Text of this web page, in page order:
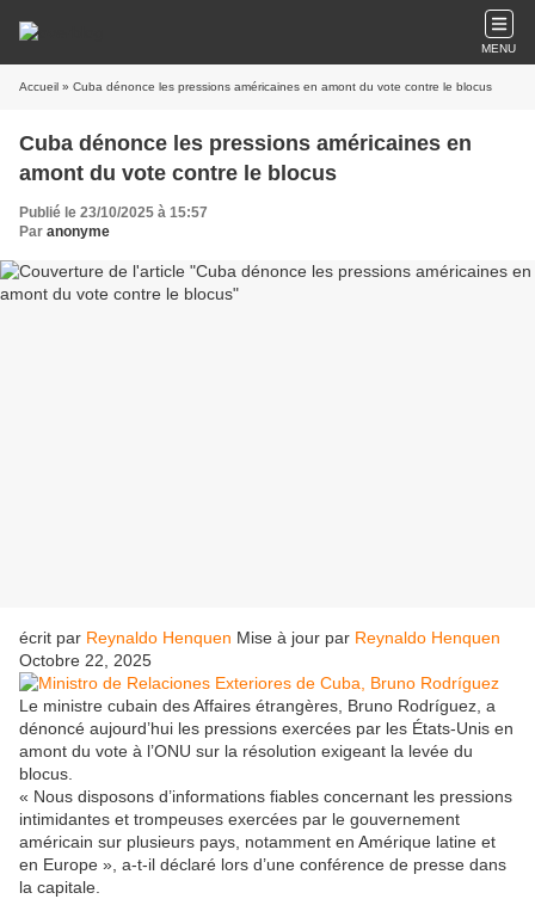
MENU
Accueil » Cuba dénonce les pressions américaines en amont du vote contre le blocus
Cuba dénonce les pressions américaines en
amont du vote contre le blocus
Publié le 23/10/2025 à 15:57
Par anonyme
écrit par Reynaldo Henquen Mise à jour par Reynaldo Henquen
Octobre 22, 2025
Le ministre cubain des Affaires étrangères, Bruno Rodríguez, a
dénoncé aujourd’hui les pressions exercées par les États-Unis en
amont du vote à l’ONU sur la résolution exigeant la levée du
blocus.
« Nous disposons d’informations fiables concernant les pressions
intimidantes et trompeuses exercées par le gouvernement
américain sur plusieurs pays, notamment en Amérique latine et
en Europe », a-t-il déclaré lors d’une conférence de presse dans
la capitale.